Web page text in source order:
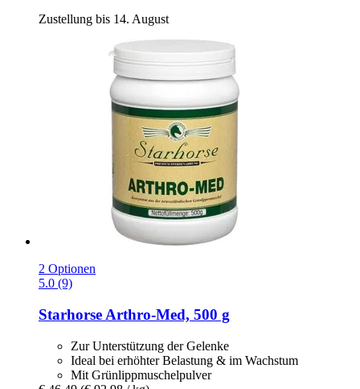
Zustellung bis 14. August
2 Optionen
5.0 (9)
Starhorse Arthro-​Med, 500 g
Zur Unterstützung der Gelenke
Ideal bei erhöhter Belastung & im Wachstum
Mit Grünlippmuschelpulver